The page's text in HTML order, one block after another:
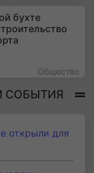
бухте
Общество
СОБЫТИЯ
открыли для